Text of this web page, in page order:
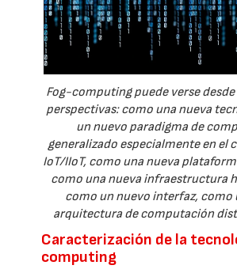
Fog-computing puede verse
perspectivas: como una nueva
un nuevo paradigma de
generalizado especialmente en el
IoT/IIoT, como una nueva
como una nueva infraestructura
como un nuevo interfaz, como
arquitectura de computación
Caracterización de la
computing